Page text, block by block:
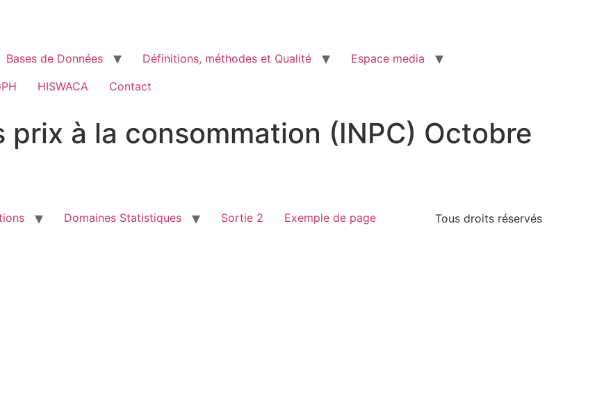
Bases de Données Définitions, méthodes et Qualité
Espace media
HISWACA Contact
prix à la consommation (INPC) Octobre
Domaines Statistiques Sortie 2 Exemple de page Tous droits réservés